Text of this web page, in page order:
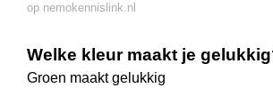
op nemokennislink.nl
Welke kleur maakt je
Groen maakt gelukkig